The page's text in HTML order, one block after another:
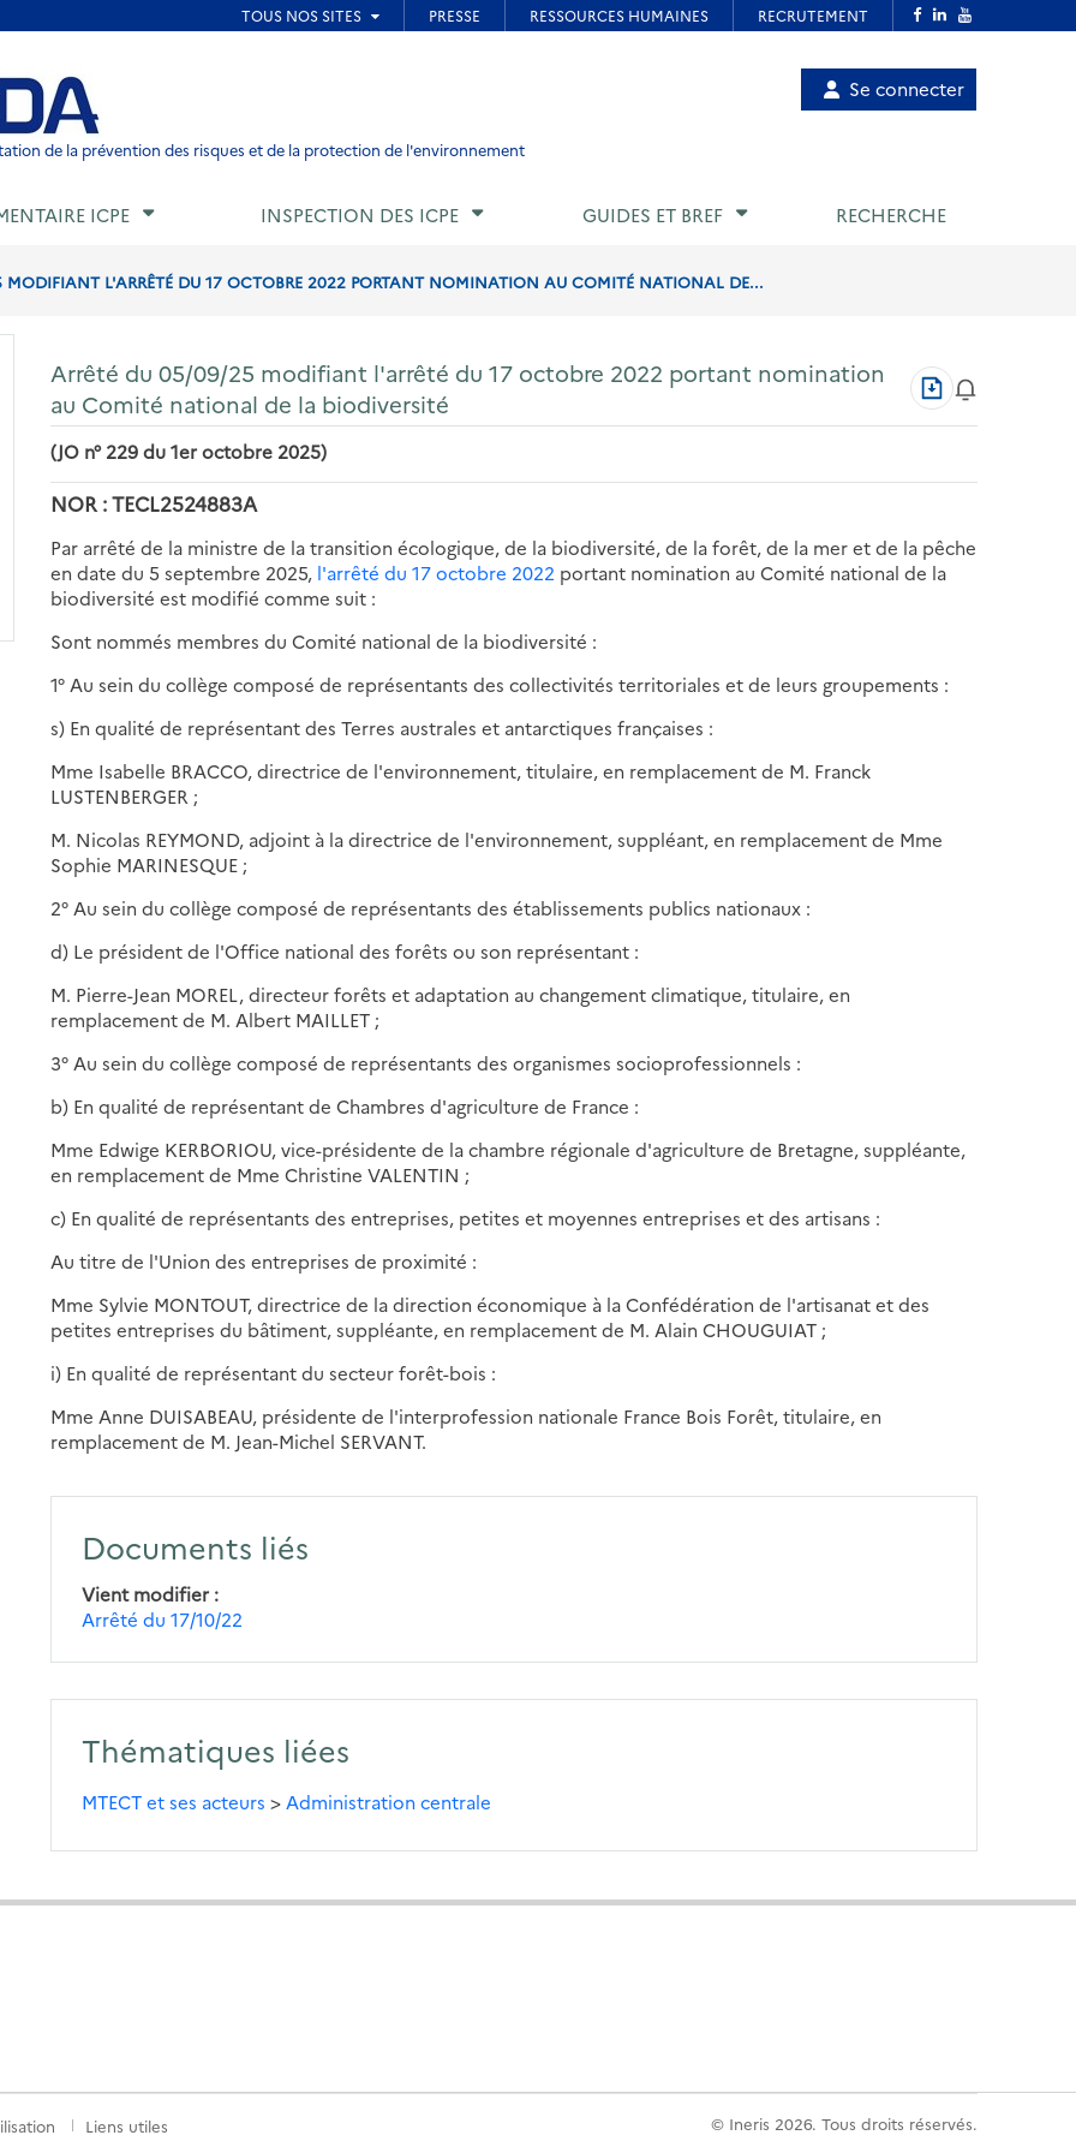
de page
de la prévention des risques et de la protection de l'environnement
Menu
utilisateur
Se connecter
ICPE INSPECTION DES ICPE GUIDES ET BREF RECHERCHE
MODIFIANT L'ARRÊTÉ DU 17 OCTOBRE 2022 PORTANT NOMINATION AU COMITÉ NATIONAL DE...
Arrêté du 05/09/25 modifiant l'arrêté du 17 octobre 2022 portant nomination
au Comité national de la biodiversité
Télécharger
au
format
(JO n° 229 du 1er octobre 2025)
NOR : TECL2524883A
Par arrêté de la ministre de la transition écologique, de la biodiversité, de la forêt, de la mer et de la pêche
en date du 5 septembre 2025, l'arrêté du 17 octobre 2022 portant nomination au Comité national de la
biodiversité est modifié comme suit :
Sont nommés membres du Comité national de la biodiversité :
1° Au sein du collège composé de représentants des collectivités territoriales et de leurs groupements :
s) En qualité de représentant des Terres australes et antarctiques françaises :
Mme Isabelle BRACCO, directrice de l'environnement, titulaire, en remplacement de M. Franck
LUSTENBERGER ;
M. Nicolas REYMOND, adjoint à la directrice de l'environnement, suppléant, en remplacement de Mme
Sophie MARINESQUE ;
2° Au sein du collège composé de représentants des établissements publics nationaux :
d) Le président de l'Office national des forêts ou son représentant :
M. Pierre-Jean MOREL, directeur forêts et adaptation au changement climatique, titulaire, en
remplacement de M. Albert MAILLET ;
3° Au sein du collège composé de représentants des organismes socioprofessionnels :
b) En qualité de représentant de Chambres d'agriculture de France :
Mme Edwige KERBORIOU, vice-présidente de la chambre régionale d'agriculture de Bretagne, suppléante,
en remplacement de Mme Christine VALENTIN ;
c) En qualité de représentants des entreprises, petites et moyennes entreprises et des artisans :
Au titre de l'Union des entreprises de proximité :
Mme Sylvie MONTOUT, directrice de la direction économique à la Confédération de l'artisanat et des
petites entreprises du bâtiment, suppléante, en remplacement de M. Alain CHOUGUIAT ;
i) En qualité de représentant du secteur forêt-bois :
Mme Anne DUISABEAU, présidente de l'interprofession nationale France Bois Forêt, titulaire, en
remplacement de M. Jean-Michel SERVANT.
Documents liés
Vient modifier
Arrêté du 17/10/22
Thématiques liées
MTECT et ses acteurs > Administration centrale
Liens utiles © Ineris 2026. Tous droits réservés.